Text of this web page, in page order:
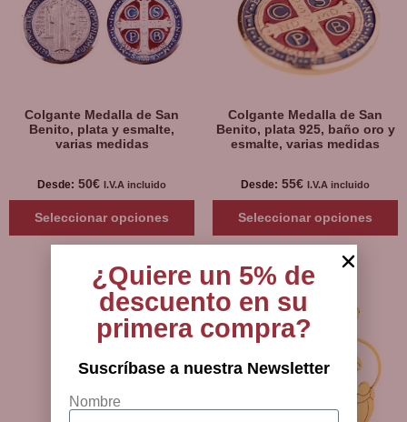
Colgante Medalla de San
Benito, plata y esmalte,
varias medidas
Desde: 50€ I.V.A incluido
Seleccionar opciones
Colgante Medalla de San
Benito, plata 925, baño oro y
esmalte, varias medidas
Desde: 55€ I.V.A incluido
Seleccionar opciones
¿Quiere un 5% de
descuento en su
primera compra?
Suscríbase a nuestra Newsletter
Nombre